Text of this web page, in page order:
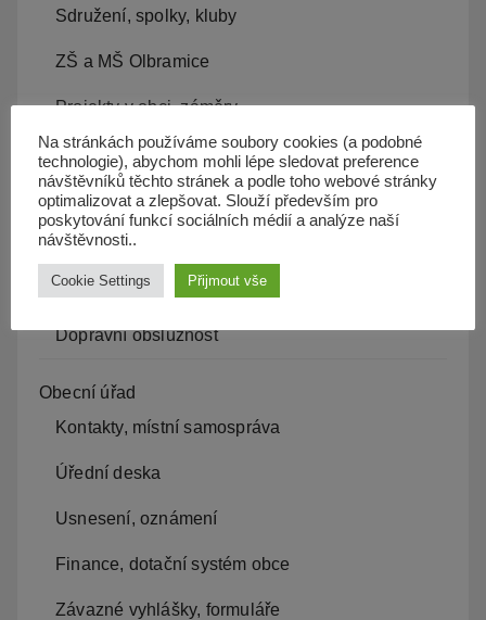
Sdružení, spolky, kluby
ZŠ a MŠ Olbramice
Projekty v obci, záměry
Kam s odpadem
Kanalizace
Územní plán
Občan server
Dopravní obslužnost
Obecní úřad
Kontakty, místní samospráva
Úřední deska
Usnesení, oznámení
Finance, dotační systém obce
Závazné vyhlášky, formuláře
Na stránkách používáme soubory cookies (a podobné
technologie), abychom mohli lépe sledovat preference
návštěvníků těchto stránek a podle toho webové stránky
optimalizovat a zlepšovat. Slouží především pro
poskytování funkcí sociálních médií a analýze naší
návštěvnosti..
Cookie Settings Přijmout vše